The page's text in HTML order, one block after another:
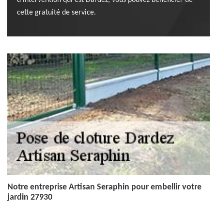
cette gratuité de service.
Notre entreprise Artisan Seraphin pour embellir votre
jardin 27930